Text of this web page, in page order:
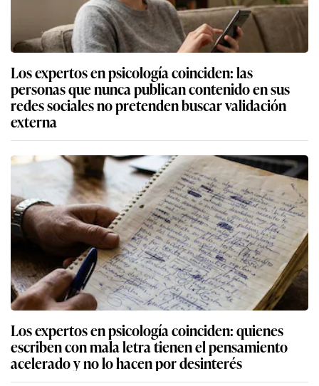
Los expertos en psicología coinciden: las
personas que nunca publican contenido en sus
redes sociales no pretenden buscar validación
externa
Los expertos en psicología coinciden: quienes
escriben con mala letra tienen el pensamiento
acelerado y no lo hacen por desinterés